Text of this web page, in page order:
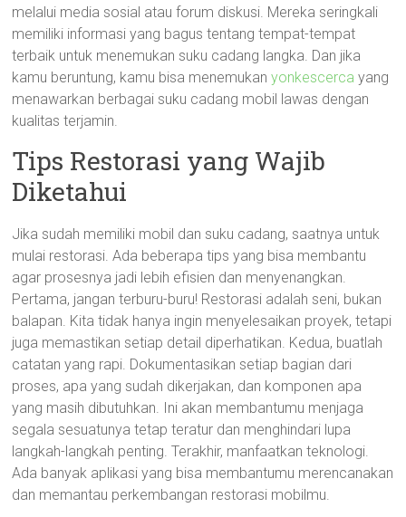
melalui media sosial atau forum diskusi. Mereka seringkali
memiliki informasi yang bagus tentang tempat-tempat
terbaik untuk menemukan suku cadang langka. Dan jika
kamu beruntung, kamu bisa menemukanyonkescerca yang
menawarkan berbagai suku cadang mobil lawas dengan
kualitas terjamin.
Tips Restorasi yang Wajib
Diketahui
Jika sudah memiliki mobil dan suku cadang, saatnya untuk
mulai restorasi. Ada beberapa tips yang bisa membantu
agar prosesnya jadi lebih efisien dan menyenangkan.
Pertama, jangan terburu-buru! Restorasi adalah seni, bukan
balapan. Kita tidak hanya ingin menyelesaikan proyek, tetapi
juga memastikan setiap detail diperhatikan. Kedua, buatlah
catatan yang rapi. Dokumentasikan setiap bagian dari
proses, apa yang sudah dikerjakan, dan komponen apa
yang masih dibutuhkan. Ini akan membantumu menjaga
segala sesuatunya tetap teratur dan menghindari lupa
langkah-langkah penting. Terakhir, manfaatkan teknologi.
Ada banyak aplikasi yang bisa membantumu merencanakan
dan memantau perkembangan restorasi mobilmu.